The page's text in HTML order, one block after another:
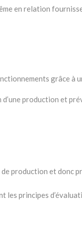
en relation
grâce à
d’une production et
production et donc
les principes